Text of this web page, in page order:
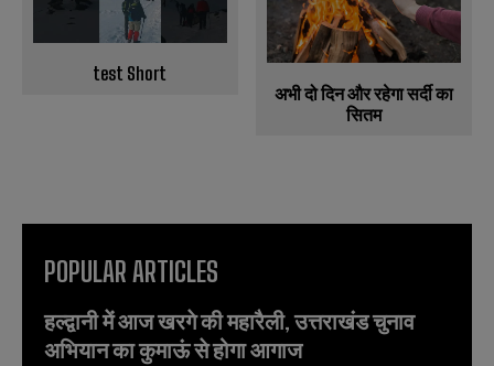
test Short
अभी दो दिन और रहेगा सर्दी का
सितम
POPULAR ARTICLES
हल्द्वानी में आज खरगे की महारैली, उत्तराखंड चुनाव
अभियान का कुमाऊं से होगा आगाज